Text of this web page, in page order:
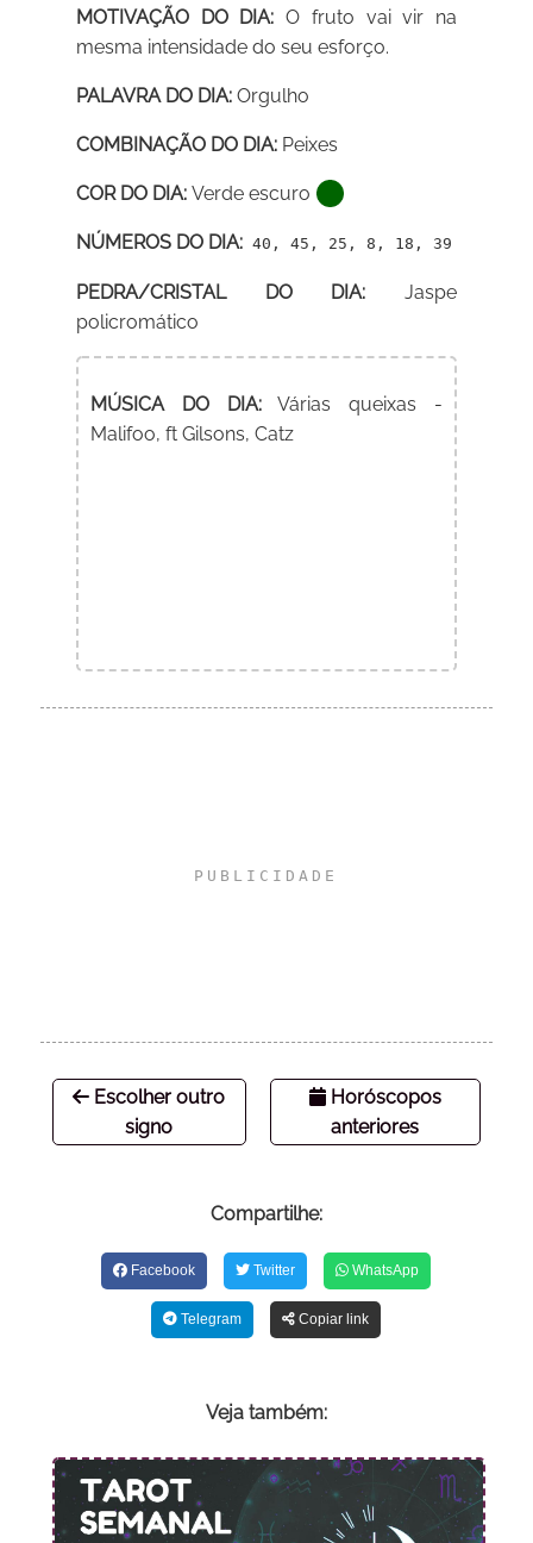
MOTIVAÇÃO DO DIA: O fruto vai vir na
mesma intensidade do seu esforço.
PALAVRA DO DIA: Orgulho
COMBINAÇÃO DO DIA: Peixes
COR DO DIA: Verde escuro
NÚMEROS DO DIA: 40, 45, 25, 8, 18, 39
PEDRA/CRISTAL DO DIA: Jaspe
policromático
MÚSICA DO DIA:Várias queixas -
Malifoo, ft Gilsons, Catz
Escolher outro
signo
Horóscopos
anteriores
Compartilhe:
Facebook Twitter WhatsApp
Telegram Copiar link
Veja também: